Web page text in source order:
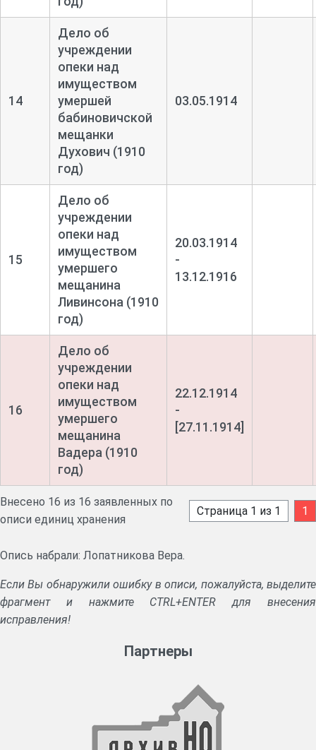
14
Дело об
учреждении
опеки над
имуществом
умершей
бабиновичской
мещанки
Духович (1910
год)
03.05.1914
15
Дело об
учреждении
опеки над
имуществом
умершего
мещанина
Ливинсона (1910
год)
20.03.1914
-
13.12.1916
16
Дело об
учреждении
опеки над
имуществом
умершего
мещанина
Вадера (1910
год)
22.12.1914
-
[27.11.1914]
Внесено 16 из 16 заявленных по
описи единиц хранения
Страница 1 из 1 1
Опись набрали: Лопатникова Вера.
Если Вы обнаружили ошибку в описи, пожалуйста, выделите
фрагмент и нажмите CTRL+ENTER для внесения
исправления!
Партнеры